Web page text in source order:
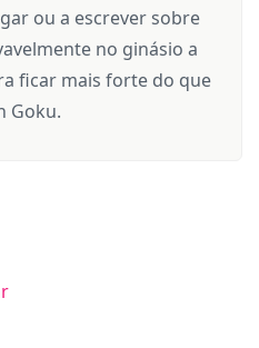
ou a escrever sobre
no ginásio a
ficar mais forte do que
Goku.